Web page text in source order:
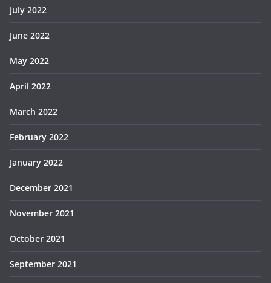
July 2022
June 2022
May 2022
April 2022
March 2022
February 2022
January 2022
December 2021
November 2021
October 2021
September 2021